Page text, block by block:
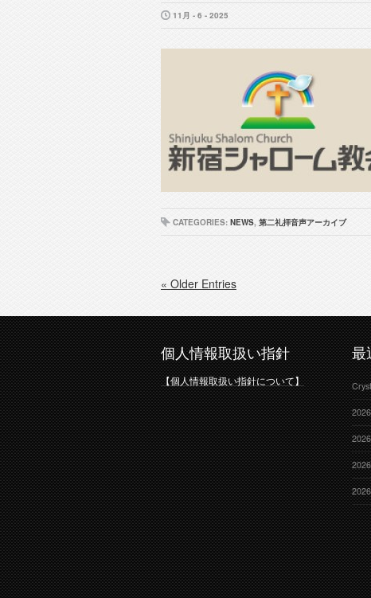
11月 - 6 - 2025
CATEGORIES: NEWS, 第二礼拝音声アーカイブ
« Older Entries
個人情報取扱い指針
【個人情報取扱い指針について】
最